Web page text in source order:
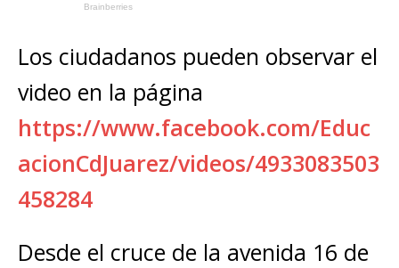
Los ciudadanos pueden observar el
video en la página
https://www.facebook.com/Educ
acionCdJuarez/videos/4933083503
458284
Desde el cruce de la avenida 16 de